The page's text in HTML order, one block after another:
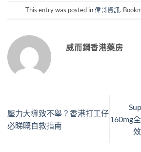
This entry was posted in偉哥資訊.
威而鋼香港藥房
壓力大導致不舉？香港打工仔
必睇嘅自救指南
160mg